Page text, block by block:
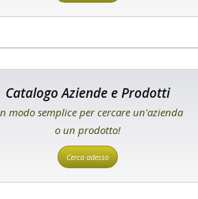
Catalogo Aziende e Prodotti
modo semplice per cercare un'azienda
o un prodotto!
Cerca adesso